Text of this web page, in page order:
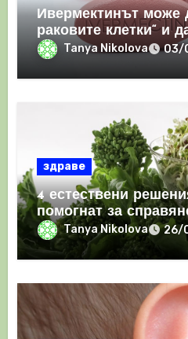
Ивермектинът може
раковите клетки“ и
имунния отговор
Tanya Nikolova 03/
здраве
4 естествени
помогнат за
Tanya Nikolova 26/